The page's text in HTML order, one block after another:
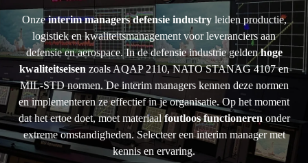
Onzeinterim managers defensie industryleiden productie,
logistiek en kwaliteitsmanagement voor leveranciers aan
defensie en aerospace. In de defensie industrie geldenhoge
kwaliteitseisen zoals AQAP 2110, NATO STANAG 4107 en
MIL-STD normen. De interim managers kennen deze normen
en implementeren ze effectief in je organisatie. Op het moment
dat het ertoe doet, moet materiaalfoutloos functioneren onder
extreme omstandigheden. Selecteer een interim manager met
kennis en ervaring.